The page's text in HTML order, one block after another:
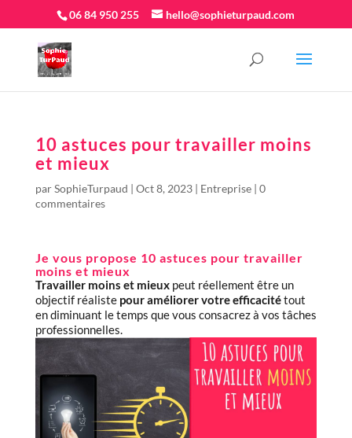
06 84 950 255 hello@sophieturpaud.com
10 astuces pour travailler moins
et mieux
parSophieTurpaud | Oct 8, 2023| Entreprise| 0
commentaires
Je vous propose 10 astuces pour travailler
moins et mieux
Travailler moins et mieuxpeut réellement être un
objectif réaliste pour améliorer votre efficacitétout
en diminuant le temps que vous consacrez à vos tâches
professionnelles.